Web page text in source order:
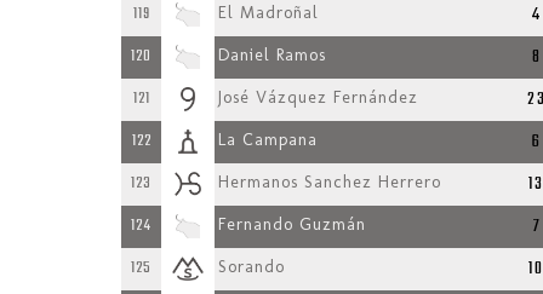
119 El Madroñal 4
120 Daniel Ramos 8
121 José Vázquez Fernández
122 La Campana 6
123 Hermanos Sanchez Herrero 13
124 Fernando Guzmán 7
125 Sorando 10